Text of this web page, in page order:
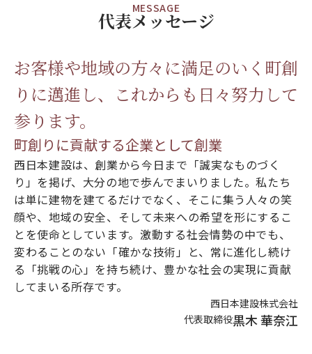
MESSAGE
代表メッセージ
お客様や地域の方々に満足のいく町創
りに邁進し、これからも日々努力して
参ります。
町創りに貢献する企業として創業
西日本建設は、創業から今日まで「誠実なものづく
り」を掲げ、大分の地で歩んでまいりました。私たち
は単に建物を建てるだけでなく、そこに集う人々の笑
顔や、地域の安全、そして未来への希望を形にするこ
とを使命としています。激動する社会情勢の中でも、
変わることのない「確かな技術」と、常に進化し続け
る「挑戦の心」を持ち続け、豊かな社会の実現に貢献
してまいる所存です。
西日本建設株式会社
代表取締役黒木 華奈江